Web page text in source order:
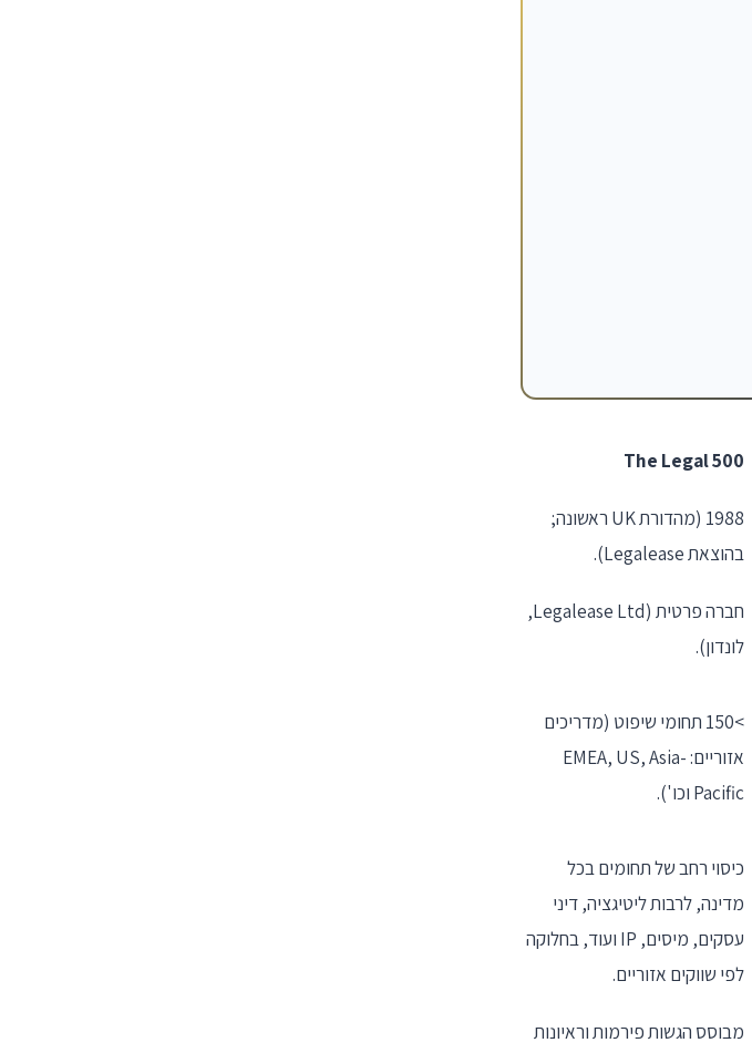
The Legal 500
1988 (מהדורת UK ראשונה;
בהוצאת Legalease).
חברה פרטית (Legalease Ltd,
לונדון).
>150 תחומי שיפוט (מדריכים
אזוריים: EMEA, US, Asia-
Pacific וכו').
כיסוי רחב של תחומים בכל
מדינה, לרבות ליטיגציה, דיני
עסקים, מיסים, IP ועוד, בחלוקה
לפי שווקים אזוריים.
מבוסס הגשות פירמות וראיונות